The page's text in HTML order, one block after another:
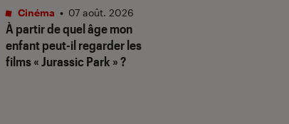
À partir de quel âge mon
enfant peut-il regarder les
films « Jurassic Park » ?
Cinéma • 07 août. 2026